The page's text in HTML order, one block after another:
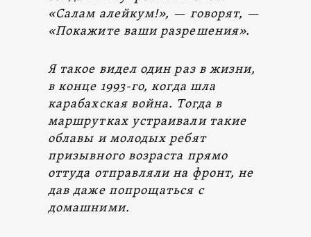
«Салам алейкум!», — говорят, —
«Покажите ваши разрешения».
Я такое видел один раз в жизни,
в конце 1993-го, когда шла
карабахская война. Тогда в
маршрутках устраивали такие
облавы и молодых ребят
призывного возраста прямо
оттуда отправляли на фронт, не
дав даже попрощаться с
домашними.